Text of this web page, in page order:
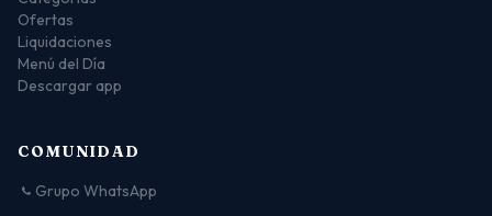
Ofertas
Liquidaciones
Menú del Día
Descargar app
COMUNIDAD
Grupo WhatsApp